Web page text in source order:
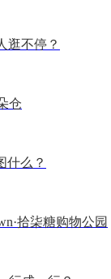
逛不停？
仓
什么？
拾柒糖购物公园